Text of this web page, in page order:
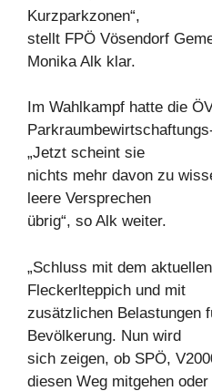
Kurzparkzonen“,
stellt FPÖ Vösendorf
Monika Alk klar.
Im Wahlkampf hatte die
„Jetzt scheint sie
nichts mehr davon zu
leere Versprechen
übrig“, so Alk weiter.
„Schluss mit dem
Fleckerlteppich und mit
zusätzlichen Belastungen
Bevölkerung. Nun wird
sich zeigen, ob SPÖ,
diesen Weg mitgehen oder